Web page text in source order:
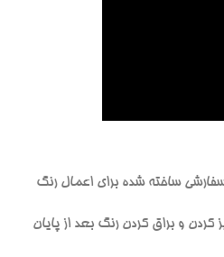
ساخته شده براي اعمال رنگ
و براق کردن رنگ بعد از پايان